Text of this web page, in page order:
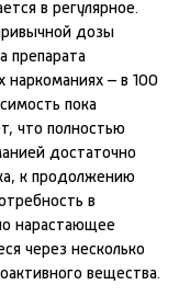
в регулярное.
дозы
препарата
наркоманиях – в 100
пока
что полностью
достаточно
к продолжению
в
нарастающее
через несколько
вещества.